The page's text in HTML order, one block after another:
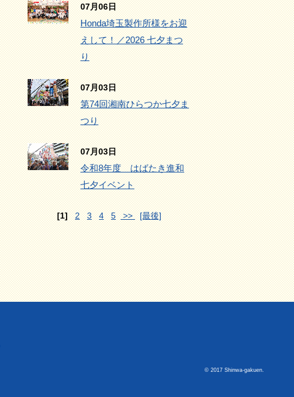
07月06日
Honda埼玉製作所様をお迎
えして！／2026 七夕まつ
り
07月03日
第74回湘南ひらつか七夕ま
つり
07月03日
令和8年度 はばたき進和
七夕イベント
[1] 2 3 4 5 >> [最後]
© 2017 Shinwa-gakuen.